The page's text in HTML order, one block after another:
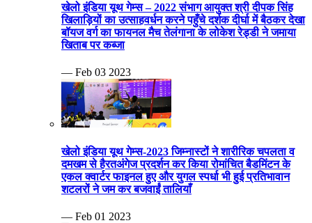
खेलो इंडिया यूथ गेम्स – 2022 संभाग आयुक्त श्री दीपक सिंह
खिलाड़ियों का उत्साहवर्धन करने पहुँचे दर्शक दीर्घा में बैठकर देखा
बॉयज वर्ग का फायनल मैच तेलंगाना के लोकेश रेड्डी ने जमाया
खिताब पर कब्जा
— Feb 03 2023
खेलो इंडिया यूथ गेम्स-2023 जिम्नास्टों ने शारीरिक चपलता व
दमखम से हैरतअंगेज प्रदर्शन कर किया रोमांचित बैडमिंटन के
एकल क्वार्टर फाइनल हुए और युगल स्पर्धा भी हुई प्रतिभावान
शटलरों ने जम कर बजवाईं तालियाँ
— Feb 01 2023